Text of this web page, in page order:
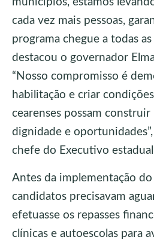
cada vez mais pessoas,
programa chegue a todas as
destacou o governador
“Nosso compromisso é
habilitação e criar
cearenses possam
dignidade e
chefe do Executivo
Antes da implementação do
candidatos precisavam
efetuasse os repasses
clínicas e autoescolas para